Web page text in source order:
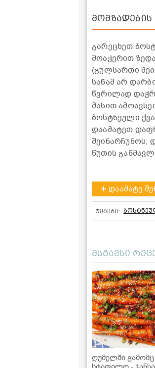
მომზადების
გარეცხეთ
მოაჭერით
(გულსართი
სანამ არ
წვრილად
მასით
ბოსტნეული
დაამატეთ
შეინარჩუნოს,
წუთის
დაამატე
ტეგები:
მსგავსი
ღუმელში